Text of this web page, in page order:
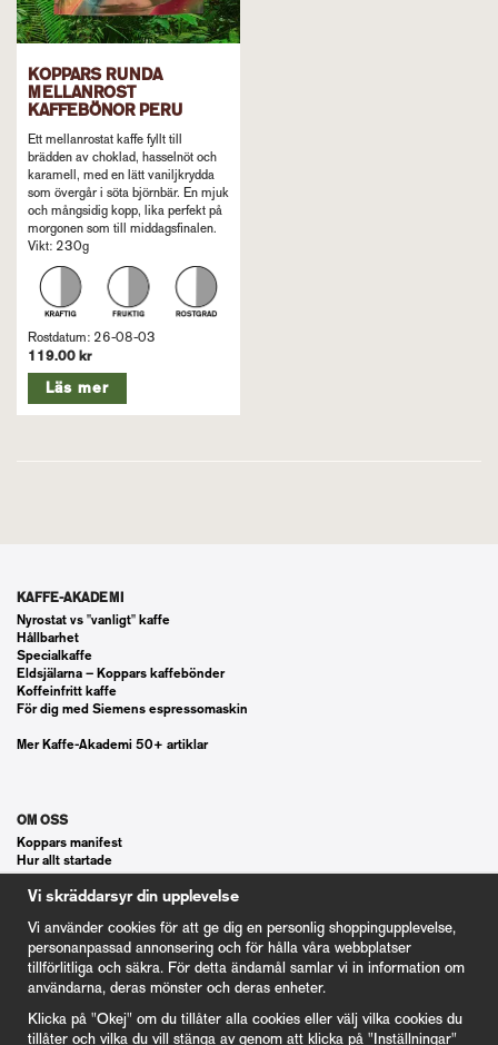
KOPPARS RUNDA
MELLANROST
KAFFEBÖNOR PERU
Ett mellanrostat kaffe fyllt till
brädden av choklad, hasselnöt och
karamell, med en lätt vaniljkrydda
som övergår i söta björnbär. En mjuk
och mångsidig kopp, lika perfekt på
morgonen som till middagsfinalen.
Vikt: 230g
Rostdatum: 26-08-03
119.00 kr
Läs mer
KAFFE-AKADEMI
Nyrostat vs "vanligt" kaffe
Hållbarhet
Specialkaffe
Eldsjälarna – Koppars kaffebönder
Koffeinfritt kaffe
För dig med Siemens espressomaskin
Mer Kaffe-Akademi 50+ artiklar
OM OSS
Koppars manifest
Hur allt startade
Våra gästspel
Kontakt
Cookie Inställningar
Våra Gåvokort
Vi skräddarsyr din upplevelse
Vi använder cookies för att ge dig en personlig shoppingupplevelse,
personanpassad annonsering och för hålla våra webbplatser
tillförlitliga och säkra. För detta ändamål samlar vi in information om
användarna, deras mönster och deras enheter.
Klicka på "Okej" om du tillåter alla cookies eller välj vilka cookies du
tillåter och vilka du vill stänga av genom att klicka på "Inställningar"